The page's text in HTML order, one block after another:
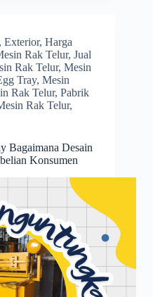
, Exterior, Harga
Rak Telur, Jual
Rak Telur, Mesin
Tray, Mesin
Rak Telur, Pabrik
Rak Telur,
Bagaimana Desain
Konsumen